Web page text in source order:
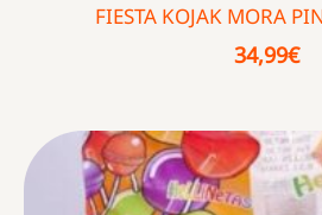
FIESTA KOJAK MORA
34,99€